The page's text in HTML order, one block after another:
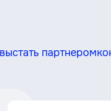
стать партнером